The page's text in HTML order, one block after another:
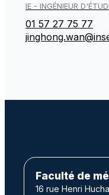
IE - INGÉNIEUR
01 57 27 75 77
Faculté de
16 rue Henri